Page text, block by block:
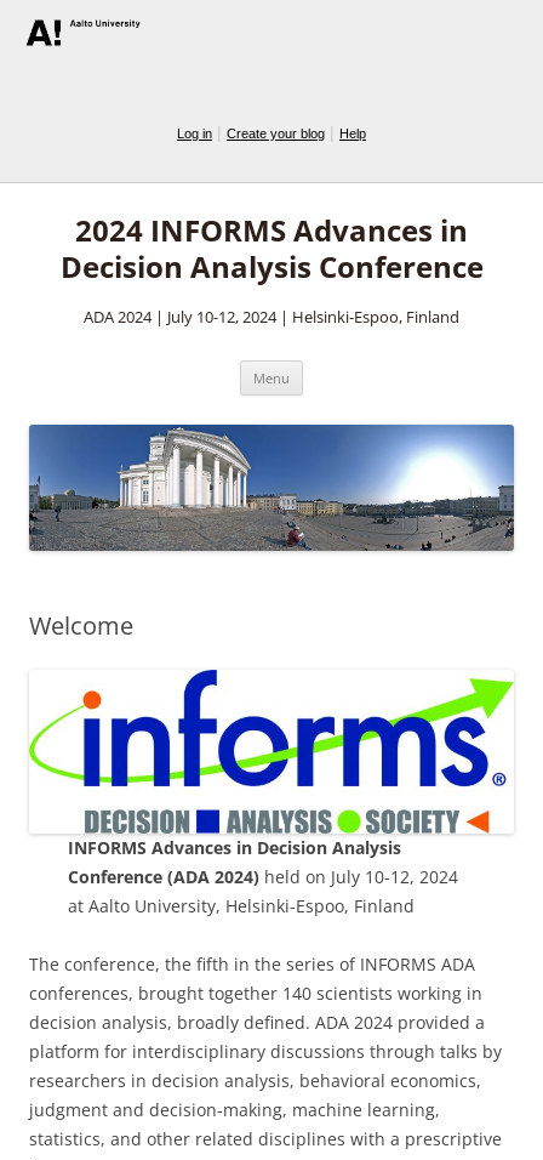
Log in | Create your blog | Help
2024 INFORMS Advances in
Decision Analysis Conference
ADA 2024 | July 10-12, 2024 | Helsinki-Espoo, Finland
Menu
Welcome
INFORMS Advances in Decision Analysis
Conference (ADA 2024) held on July 10-12, 2024
at Aalto University, Helsinki-Espoo, Finland
The conference, the fifth in the series of INFORMS ADA
conferences, brought together 140 scientists working in
decision analysis, broadly defined. ADA 2024 provided a
platform for interdisciplinary discussions through talks by
researchers in decision analysis, behavioral economics,
judgment and decision-making, machine learning,
statistics, and other related disciplines with a prescriptive